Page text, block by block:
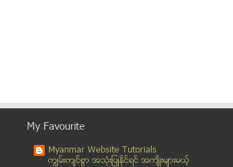
My Favourite
Myanmar Website Tutorials
ကၽြမ္းက်င္စြာ အသုံးျပဳႏုိင္ရင္ အက်ိဳးမ်ားမယ့္